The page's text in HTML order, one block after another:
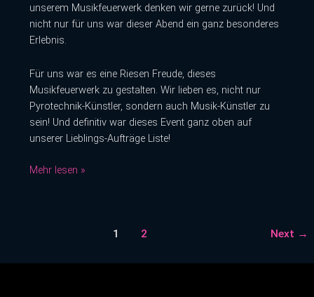
unserem Musikfeuerwerk denken wir gerne zurück! Und
nicht nur für uns war dieser Abend ein ganz besonderes
Erlebnis.
Für uns war es eine Riesen Freude, dieses
Musikfeuerwerk zu gestalten. Wir lieben es, nicht nur
Pyrotechnik-Künstler, sondern auch Musik-Künstler zu
sein! Und definitiv war dieses Event ganz oben auf
unserer Lieblings-Aufträge Liste!
Mehr lesen »
1 2 Next →